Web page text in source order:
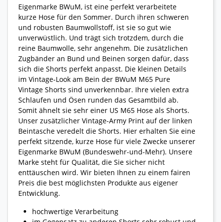
Eigenmarke BWuM, ist eine perfekt verarbeitete
kurze Hose für den Sommer. Durch ihren schweren
und robusten Baumwollstoff, ist sie so gut wie
unverwüstlich. Und trägt sich trotzdem, durch die
reine Baumwolle, sehr angenehm. Die zusätzlichen
Zugbänder an Bund und Beinen sorgen dafür, dass
sich die Shorts perfekt anpasst. Die kleinen Details
im Vintage-Look am Bein der BWuM M65 Pure
Vintage Shorts sind unverkennbar. Ihre vielen extra
Schlaufen und Ösen runden das Gesamtbild ab.
Somit ähnelt sie sehr einer US M65 Hose als Shorts.
Unser zusätzlicher Vintage-Army Print auf der linken
Beintasche veredelt die Shorts. Hier erhalten Sie eine
perfekt sitzende, kurze Hose für viele Zwecke unserer
Eigenmarke BWuM (Bundeswehr-und-Mehr). Unsere
Marke steht für Qualität, die Sie sicher nicht
enttäuschen wird. Wir bieten Ihnen zu einem fairen
Preis die best möglichsten Produkte aus eigener
Entwicklung.
hochwertige Verarbeitung